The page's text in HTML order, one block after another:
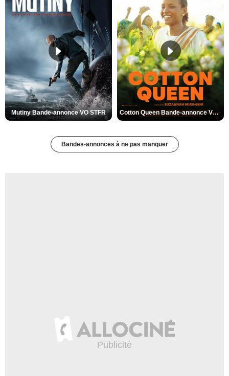
Mutiny Bande-annonce VO STFR Cotton Queen Bande-annonce VO STFR
Bandes-annonces à ne pas manquer